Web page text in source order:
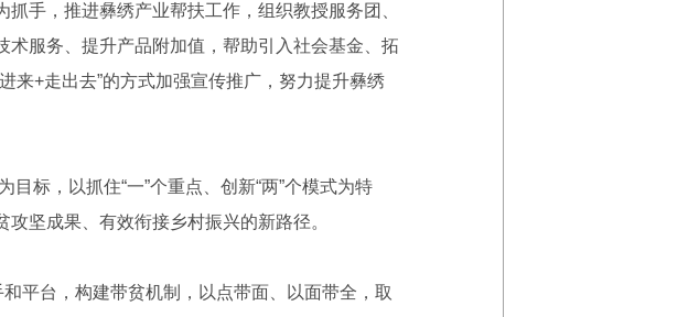
手，推进彝绣产业帮扶工作，组织教授服务团、
服务、提升产品附加值，帮助引入社会基金、拓
来+走出去”的方式加强宣传推广，努力提升彝绣
标，以抓住“一”个重点、创新“两”个模式为特
坚成果、有效衔接乡村振兴的新路径。
平台，构建带贫机制，以点带面、以面带全，取